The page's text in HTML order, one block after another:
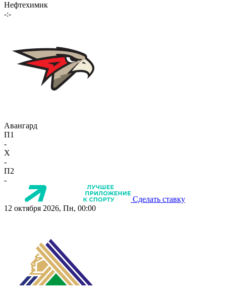
Нефтехимик
-:-
Авангард
П1
-
X
-
П2
-
Сделать ставку
12 октября 2026, Пн, 00:00